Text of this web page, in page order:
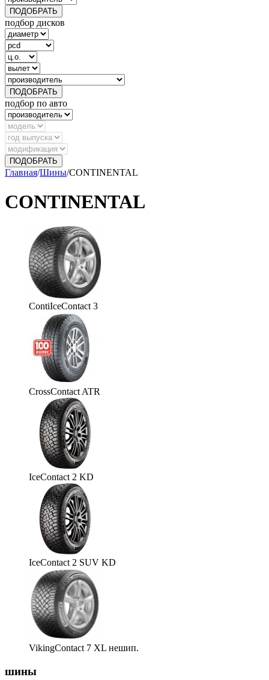
ПОДОБРАТЬ
подбор дисков
ПОДОБРАТЬ
подбор по авто
ПОДОБРАТЬ
Главная/Шины/CONTINENTAL
CONTINENTAL
ContiIceContact 3
CrossContact ATR
IceContact 2 KD
IceContact 2 SUV KD
VikingContact 7 XL нешип.
шины